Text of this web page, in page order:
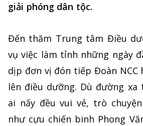
giải phóng dân tộc.
Đến thăm Trung tâm Điều
vụ việc làm tỉnh những ngày
dịp đơn vị đón tiếp Đoàn NCC
lên điều dưỡng. Dù đường
ai nấy đều vui vẻ, trò
như cựu chiến binh Phong